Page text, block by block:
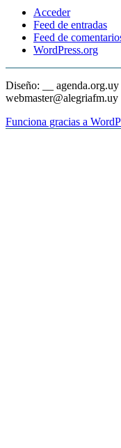
Acceder
Feed de entradas
Feed de
WordPress.org
Diseño: __
webmaster@alegriafm.uy
Funciona gracias a